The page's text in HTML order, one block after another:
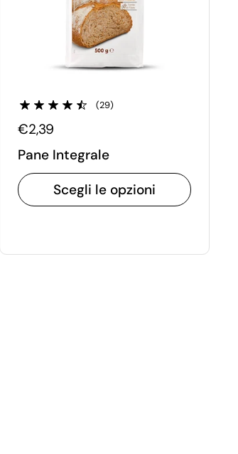
(29)
€2,39
Pane Integrale
Scegli le opzioni